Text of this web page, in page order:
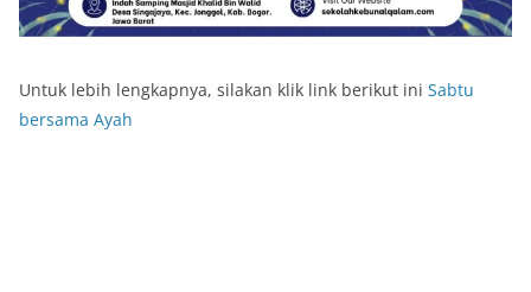
Untuk lebih lengkapnya, silakan klik link berikut ini Sabtu
bersama Ayah